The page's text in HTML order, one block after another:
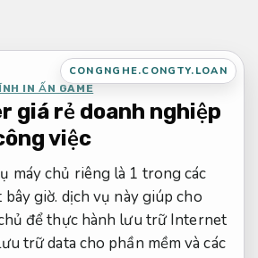
CONGNGHE.CONGTY.LOAN
IN ẤN GAME
giá rẻ doanh nghiệp
việc
máy chủ riêng là 1 trong các
bây giờ. dịch vụ này giúp cho
để thực hành lưu trữ Internet
trữ data cho phần mềm và các